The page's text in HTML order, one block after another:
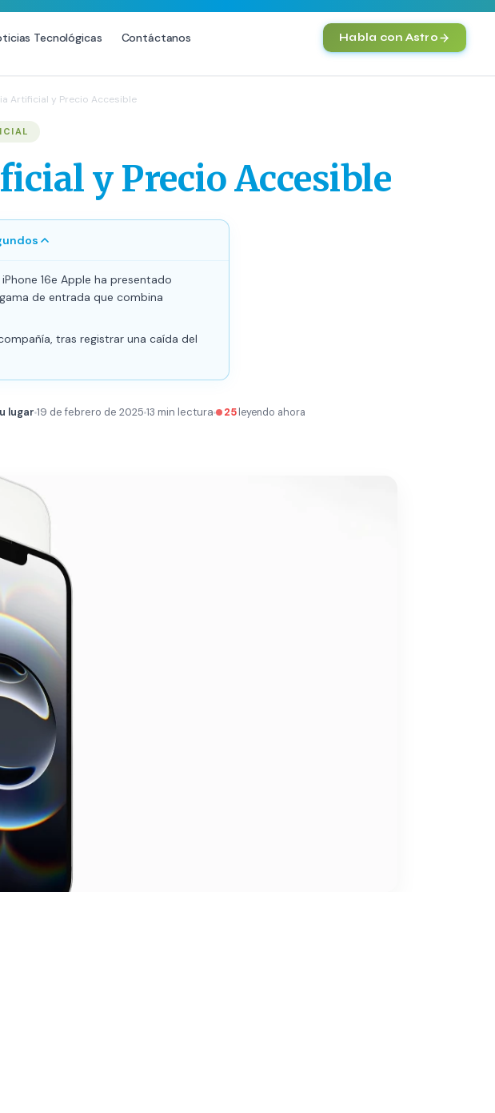
Tecnológicas Contáctanos Habla con Astro
SEO
SEO Local Avanzado
para E-commerce
Building Premium
en IA (GEO)
Chatbot Multicanal
Automatización Inteligente
E-commerce con IA
Artificial y Precio Accesible
y Precio Accesible
16e Apple ha presentado
de entrada que combina
tras registrar una caída del
lugar 19 de febrero de 2025 13 min lectura 25 leyendo ahora